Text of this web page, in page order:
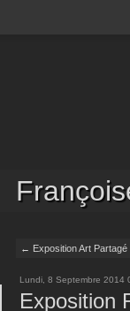
← Exposition Art Partagé
Lundi, 8 Septembre 2014
Exposition